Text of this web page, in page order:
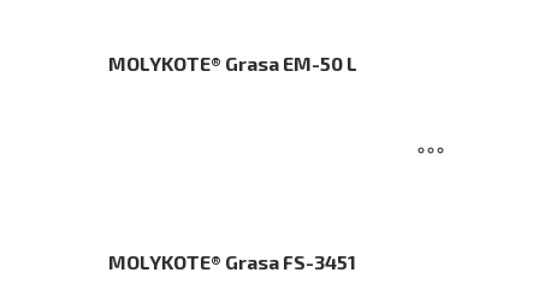
MOLYKOTE® Grasa EM-50 L
MOLYKOTE® Grasa FS-3451